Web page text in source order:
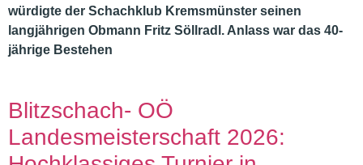
würdigte der Schachklub Kremsmünster seinen
langjährigen Obmann Fritz Söllradl. Anlass war das 40-
jährige Bestehen
Blitzschach- OÖ
Landesmeisterschaft 2026: